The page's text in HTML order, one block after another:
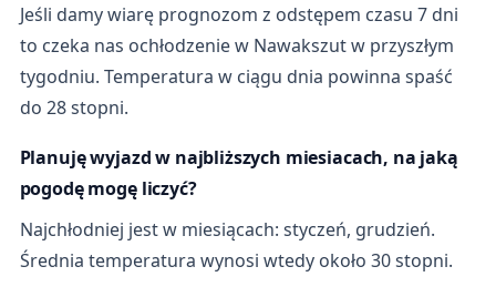
Jeśli damy wiarę prognozom z odstępem czasu 7 dni
to czeka nas ochłodzenie w Nawakszut w przyszłym
tygodniu. Temperatura w ciągu dnia powinna spaść
do 28 stopni.
Planuję wyjazd w najbliższych miesiacach, na jaką
pogodę mogę liczyć?
Najchłodniej jest w miesiącach: styczeń, grudzień.
Średnia temperatura wynosi wtedy około 30 stopni.